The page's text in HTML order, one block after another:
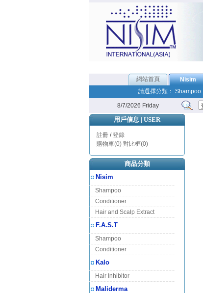
網站首頁 Nisim
請選擇分類： Shampoo
8/7/2026 Friday
用戶信息 | USER
註冊 /登錄
購物車(0) 對比框(0)
商品分類
Nisim
Shampoo
Conditioner
Hair and Scalp Extract
F.A.S.T
Shampoo
Conditioner
Kalo
Hair Inhibitor
Maliderma